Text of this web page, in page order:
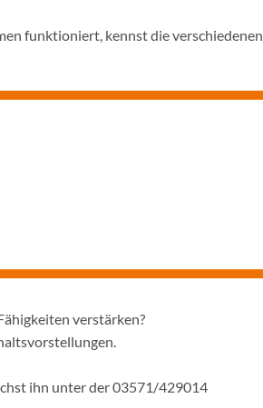
funktioniert, kennst die verschiedenen
verstärken?
ihn unter der 03571/429014